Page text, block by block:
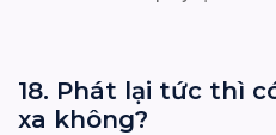
18. Phát lại tức thì
xa không?